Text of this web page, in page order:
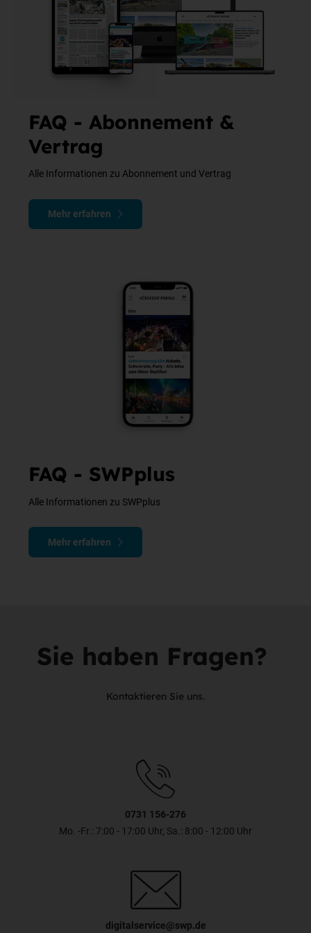
den AbschnittDie Schrift oder Darstellung ist zu kleinin
diesem FAQ.
FAQ - Abonnement &
Vertrag
Alle Informationen zu Abonnement und Vertrag
Mehr erfahren
FAQ - SWPplus
Alle Informationen zu SWPplus
Mehr erfahren
Sie haben Fragen?
Kontaktieren Sie uns.
0731 156-276
Mo. -Fr.: 7:00 - 17:00 Uhr, Sa.: 8:00 - 12:00 Uhr
digitalservice@swp.de